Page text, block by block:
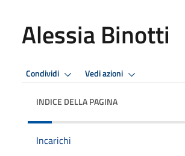
Alessia Binotti
Condividi Vedi azioni
INDICE DELLA PAGINA
Incarichi